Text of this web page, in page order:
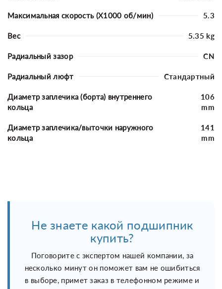
Максимальная скорость (X1000 об/мин) 5.3
Вес 5.35 kg
Радиальный зазор CN
Радиальный люфт Стандартный
Диаметр заплечика (борта) внутреннего
кольца
106
mm
Диаметр заплечика/выточки наружного
кольца
141
mm
Не знаете какой подшипник
купить?
Поговорите с экспертом нашей компании, за
несколько минут он поможет вам не ошибиться
в выборе, примет заказ в телефонном режиме и